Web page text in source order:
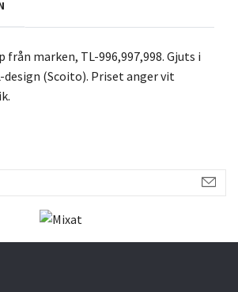
från marken, TL-996,997,998. Gjuts i
(Scoito). Priset anger vit